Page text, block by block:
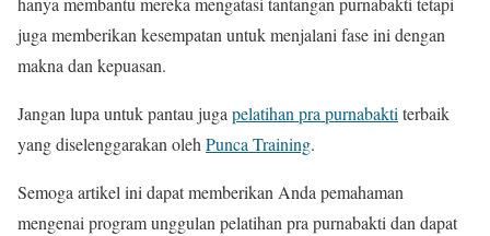
juga memberikan kesempatan untuk menjalani fase ini dengan
makna dan kepuasan.
Jangan lupa untuk pantau juga pelatihan pra purnabakti terbaik
yang diselenggarakan oleh Punca Training.
Semoga artikel ini dapat memberikan Anda pemahaman
mengenai program unggulan pelatihan pra purnabakti dan dapat